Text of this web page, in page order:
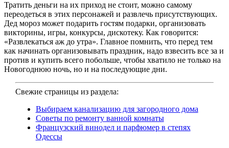
Тратить деньги на их приход не стоит, можно самому
переодеться в этих персонажей и развлечь присутствующих.
Дед мороз может подарить гостям подарки, организовать
викторины, игры, конкурсы, дискотеку. Как говорится:
«Развлекаться аж до утра». Главное помнить, что перед тем
как начинать организовывать праздник, надо взвесить все за и
против и купить всего побольше, чтобы хватило не только на
Новогоднюю ночь, но и на последующие дни.
Свежие страницы из раздела:
Выбираем канализацию для загородного дома
Советы по ремонту ванной комнаты
Французский винодел и парфюмер в степях
Одессы